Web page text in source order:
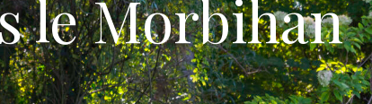
le Morbihan